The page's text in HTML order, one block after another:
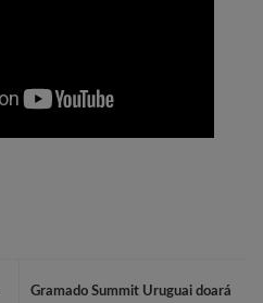
Gramado Summit Uruguai doará